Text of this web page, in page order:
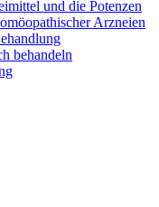
und die Potenzen
Arzneien
behandeln